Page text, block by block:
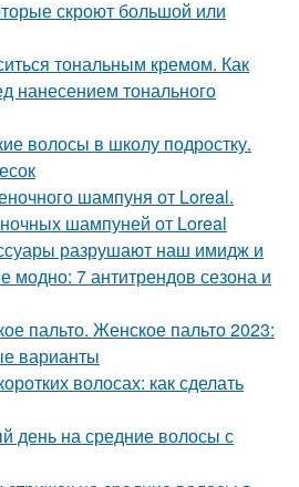
скроют большой или
тональным кремом. Как
нанесением тонального
волосы в школу подростку.
шампуня от Loreal.
шампуней от Loreal
разрушают наш имидж и
модно: 7 антитрендов сезона и
пальто. Женское пальто 2023:
варианты
волосах: как сделать
день на средние волосы с